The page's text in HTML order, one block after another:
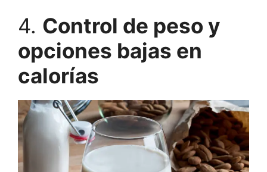
4. Control de peso y
opciones bajas en
calorías